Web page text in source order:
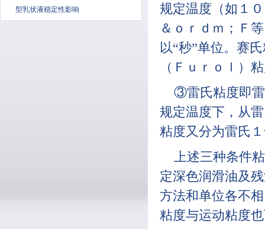
型乳状液稳定性影响
规定温度（如１
＆ｏｒｄｍ；Ｆ
以“秒”单位。赛
（Ｆｕｒｏｌ）
③雷氏粘度即雷
规定温度下，从
粘度又分为雷氏
上述三种条件
定深色润滑油及
方法和单位各不
粘度与运动粘度